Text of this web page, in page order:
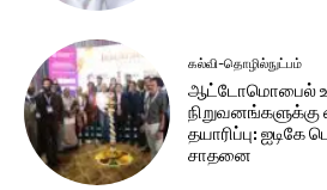
கல்வி-தொழில்நுட்பம்
ஆட்டோமொபைல்
தயாரிப்பு:
சாதனை